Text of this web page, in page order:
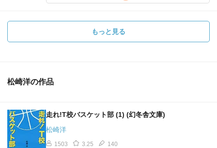
もっと見る
松崎洋の作品
走れ!T校バスケット部 (1) (幻冬舎文庫)
松崎洋
1503 3.25 140